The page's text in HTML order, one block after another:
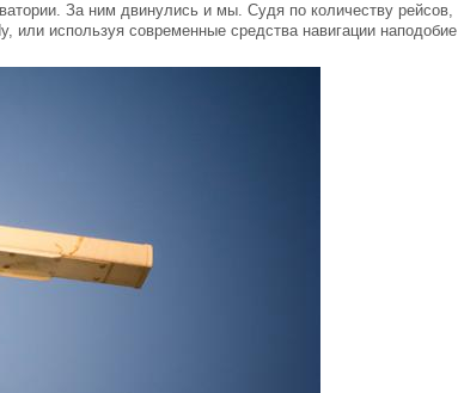
За ним двинулись и мы. Судя по количеству рейсов,
используя современные средства навигации наподобие